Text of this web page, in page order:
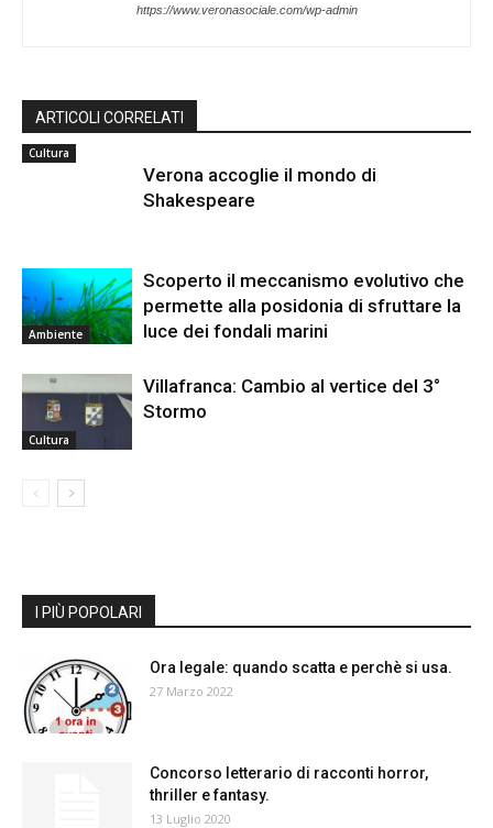
https://www.veronasociale.com/wp-admin
ARTICOLI CORRELATI
Cultura
Verona accoglie il mondo di
Shakespeare
Ambiente
Scoperto il meccanismo evolutivo che
permette alla posidonia di sfruttare la
luce dei fondali marini
Cultura
Villafranca: Cambio al vertice del 3°
Stormo
I PIÙ POPOLARI
Ora legale: quando scatta e perchè si usa.
27 Marzo 2022
Concorso letterario di racconti horror,
thriller e fantasy.
13 Luglio 2020